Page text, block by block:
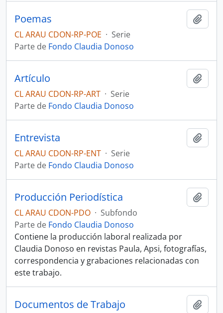
Poemas
CL ARAU CDON-RP-POE · Serie
Parte de Fondo Claudia Donoso
Artículo
CL ARAU CDON-RP-ART · Serie
Parte de Fondo Claudia Donoso
Entrevista
CL ARAU CDON-RP-ENT · Serie
Parte de Fondo Claudia Donoso
Producción Periodística
CL ARAU CDON-PDO · Subfondo
Parte de Fondo Claudia Donoso
Contiene la producción laboral realizada por
Claudia Donoso en revistas Paula, Apsi, fotografías,
correspondencia y grabaciones relacionadas con
este trabajo.
Documentos de Trabajo